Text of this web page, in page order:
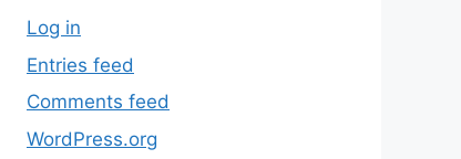
Log in
Entries feed
Comments feed
WordPress.org